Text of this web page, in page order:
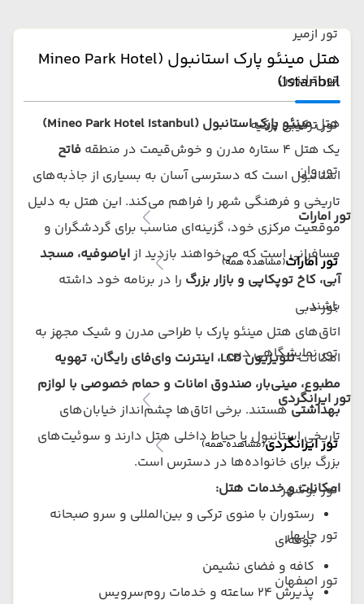
تور ازمیر
تور ترابزون
تور ترکیبی ترکیه
تور وان
تور امارات
تور امارات(مشاهده همه)
تور دبی
تور نمایشگاهی دبی
تور ایرانگردی
تور ایرانگردی(مشاهده همه)
تور بوشهر
تور چابهار
تور اصفهان
هتل مینئو پارک استانبول (Mineo Park Hotel
Istanbul)
هتلمینئو پارک استانبول (Mineo Park Hotel Istanbul)
یک هتل ۴ ستاره مدرن و خوش‌قیمت در منطقه
فاتح
استانبول است که دسترسی آسان به بسیاری از جاذبه‌های
تاریخی و فرهنگی شهر را فراهم می‌کند. این هتل به دلیل
موقعیت مرکزی خود، گزینه‌ای مناسب برای گردشگران و
مسافرانی است که می‌خواهند بازدید ازایاصوفیه، مسجد
آبی، کاخ توپکاپی و بازار بزرگ را در برنامه خود داشته
باشند.
اتاق‌های هتل مینئو پارک با طراحی مدرن و شیک مجهز به
امکانات
تلویزیون LCD، اینترنت وای‌فای رایگان، تهویه
مطبوع، مینی‌بار، صندوق امانات و حمام خصوصی با لوازم
بهداشتی هستند. برخی اتاق‌ها چشم‌انداز خیابان‌های
تاریخی استانبول یا حیاط داخلی هتل دارند و سوئیت‌های
بزرگ برای خانواده‌ها در دسترس است.
امکانات و خدمات هتل:
رستوران با منوی ترکی و بین‌المللی و سرو صبحانه
بوفه‌ای
کافه و فضای نشیمن
پذیرش ۲۴ ساعته و خدمات روم‌سرویس